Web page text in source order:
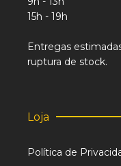
15h - 19h
Entregas
ruptura de stock.
Loja
Política de